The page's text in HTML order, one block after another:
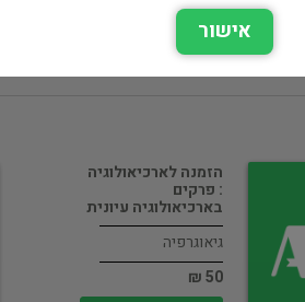
הזמנה לארכיאולוגיה
: פרקים
בארכיאולוגיה עיונית
גיאוגרפיה
50 ₪
אישור